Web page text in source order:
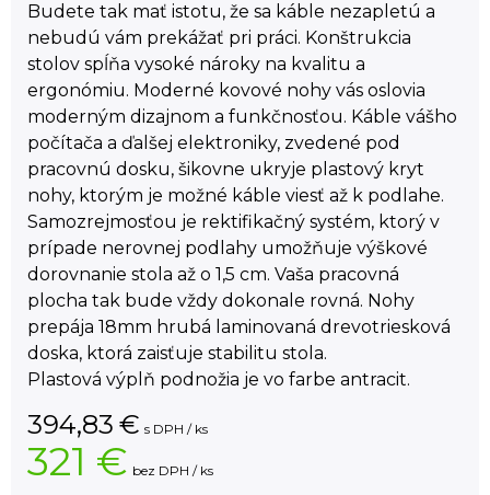
Budete tak mať istotu, že sa káble nezapletú a
nebudú vám prekážať pri práci. Konštrukcia
stolov spĺňa vysoké nároky na kvalitu a
ergonómiu. Moderné kovové nohy vás oslovia
moderným dizajnom a funkčnosťou. Káble vášho
počítača a ďalšej elektroniky, zvedené pod
pracovnú dosku, šikovne ukryje plastový kryt
nohy, ktorým je možné káble viesť až k podlahe.
Samozrejmosťou je rektifikačný systém, ktorý v
prípade nerovnej podlahy umožňuje výškové
dorovnanie stola až o 1,5 cm. Vaša pracovná
plocha tak bude vždy dokonale rovná. Nohy
prepája 18mm hrubá laminovaná drevotriesková
doska, ktorá zaisťuje stabilitu stola.
Plastová výplň podnožia je vo farbe antracit.
394,83 € s DPH / ks
321 € bez DPH / ks